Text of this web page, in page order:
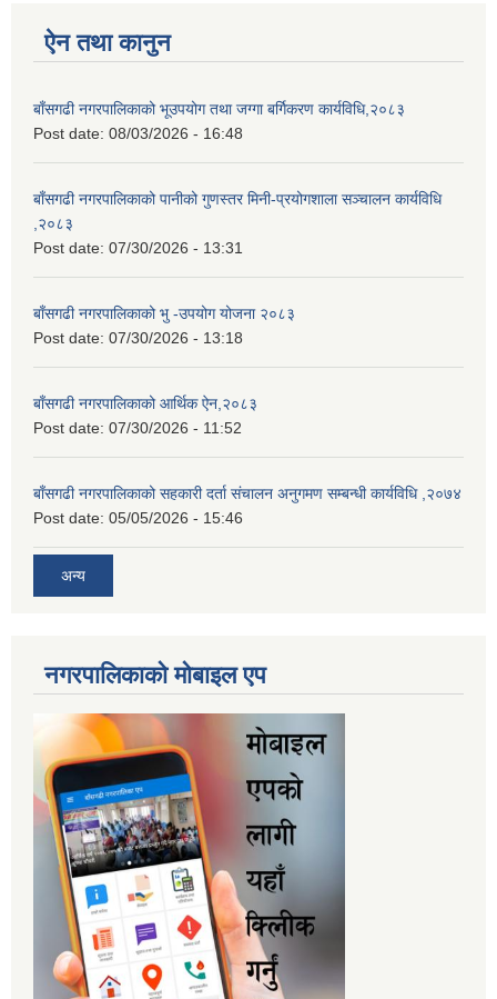
ऐन तथा कानुन
बाँसगढी नगरपालिकाको भूउपयोग तथा जग्गा बर्गिकरण कार्यविधि,२०८३
Post date: 08/03/2026 - 16:48
बाँसगढी नगरपालिकाको पानीको गुणस्तर मिनी-प्रयोगशाला सञ्चालन कार्यविधि
,२०८३
Post date: 07/30/2026 - 13:31
बाँसगढी नगरपालिकाको भु -उपयोग योजना २०८३
Post date: 07/30/2026 - 13:18
बाँसगढी नगरपालिकाको आर्थिक ऐन,२०८३
Post date: 07/30/2026 - 11:52
बाँसगढी नगरपालिकाको सहकारी दर्ता संचालन अनुगमण सम्बन्धी कार्यविधि ,२०७४
Post date: 05/05/2026 - 15:46
अन्य
नगरपालिकाकाे माेबाइल एप